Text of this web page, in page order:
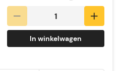
In winkelwagen